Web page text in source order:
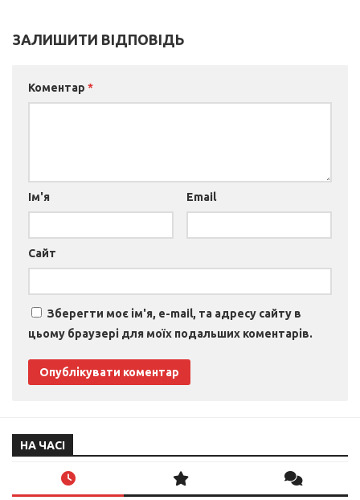
ЗАЛИШИТИ ВІДПОВІДЬ
Коментар *
Ім'я Email
Сайт
Зберегти моє ім'я, e-mail, та адресу сайту в
цьому браузері для моїх подальших коментарів.
НА ЧАСІ